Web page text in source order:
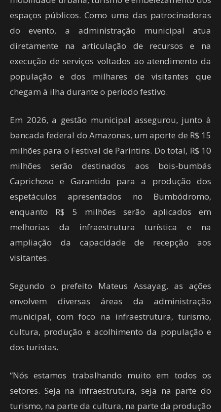
espaços públicos. Como uma das patrocinadoras
do evento, a administração municipal atua
diretamente na articulação de recursos e na
execução de serviços voltados ao atendimento da
população e dos milhares de visitantes que
chegam à ilha durante o período festivo.
Em 2026, a gestão municipal assegurou, junto à
bancada federal do Amazonas, um aporte de R$ 15
milhões para o Festival de Parintins. Do total, R$ 10
milhões serão destinados aos bois-bumbás
Caprichoso e Garantido para a produção dos
espetáculos apresentados no Bumbódromo,
enquanto R$ 5 milhões serão aplicados em
melhorias da infraestrutura turística e na
ampliação da capacidade de recepção aos
visitantes.
Segundo o prefeito Mateus Assayag, as ações
envolvem diversas áreas da administração
municipal, com foco na infraestrutura, turismo,
cultura, produção e acolhimento da população e
dos turistas.
“Nós estamos trabalhando muito em todos os
setores. Seja na infraestrutura, seja na parte do
turismo, na parte da cultura, na parte da produção